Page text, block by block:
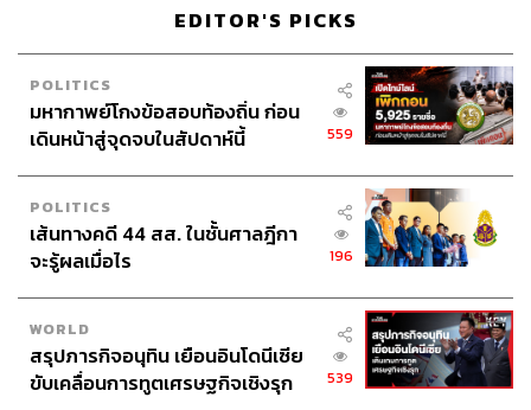
EDITOR'S PICKS
POLITICS
มหากาพย์โกงข้อสอบท้องถิ่น ก่อน
เดินหน้าสู่จุดจบในสัปดาห์นี้
559
POLITICS
เส้นทางคดี 44 สส. ในชั้นศาลฎีกา
จะรู้ผลเมื่อไร
196
WORLD
สรุปภารกิจอนุทิน เยือนอินโดนีเซีย
ขับเคลื่อนการทูตเศรษฐกิจเชิงรุก
539